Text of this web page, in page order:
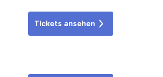
Tickets ansehen